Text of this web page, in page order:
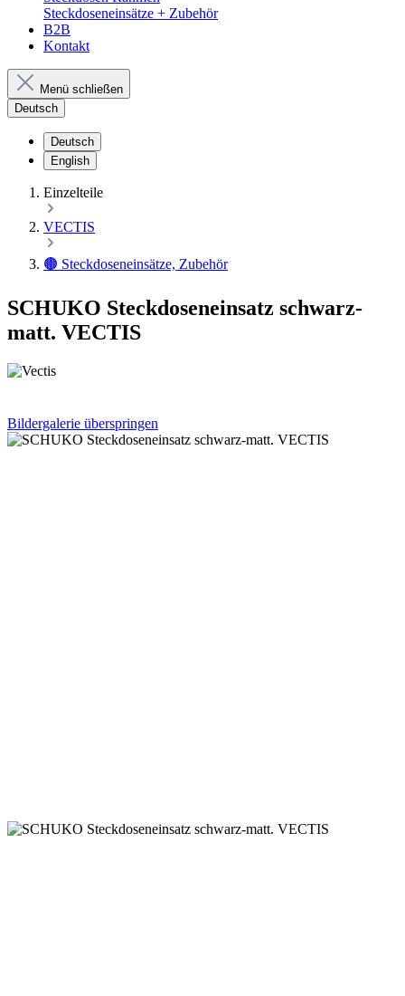
Steckdoseneinsätze + Zubehör
B2B
Kontakt
Menü schließen
Deutsch
Deutsch
English
Einzelteile
VECTIS
🟤 Steckdoseneinsätze, Zubehör
SCHUKO Steckdoseneinsatz schwarz-
matt. VECTIS
Bildergalerie überspringen